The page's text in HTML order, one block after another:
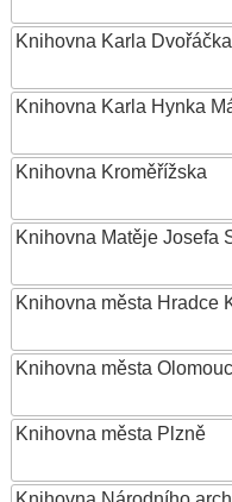
Knihovna Karla Dvořáčka
Knihovna Karla Hynka
Knihovna Kroměřížska
Knihovna Matěje Josefa
Knihovna města Hradce
Knihovna města
Knihovna města Plzně